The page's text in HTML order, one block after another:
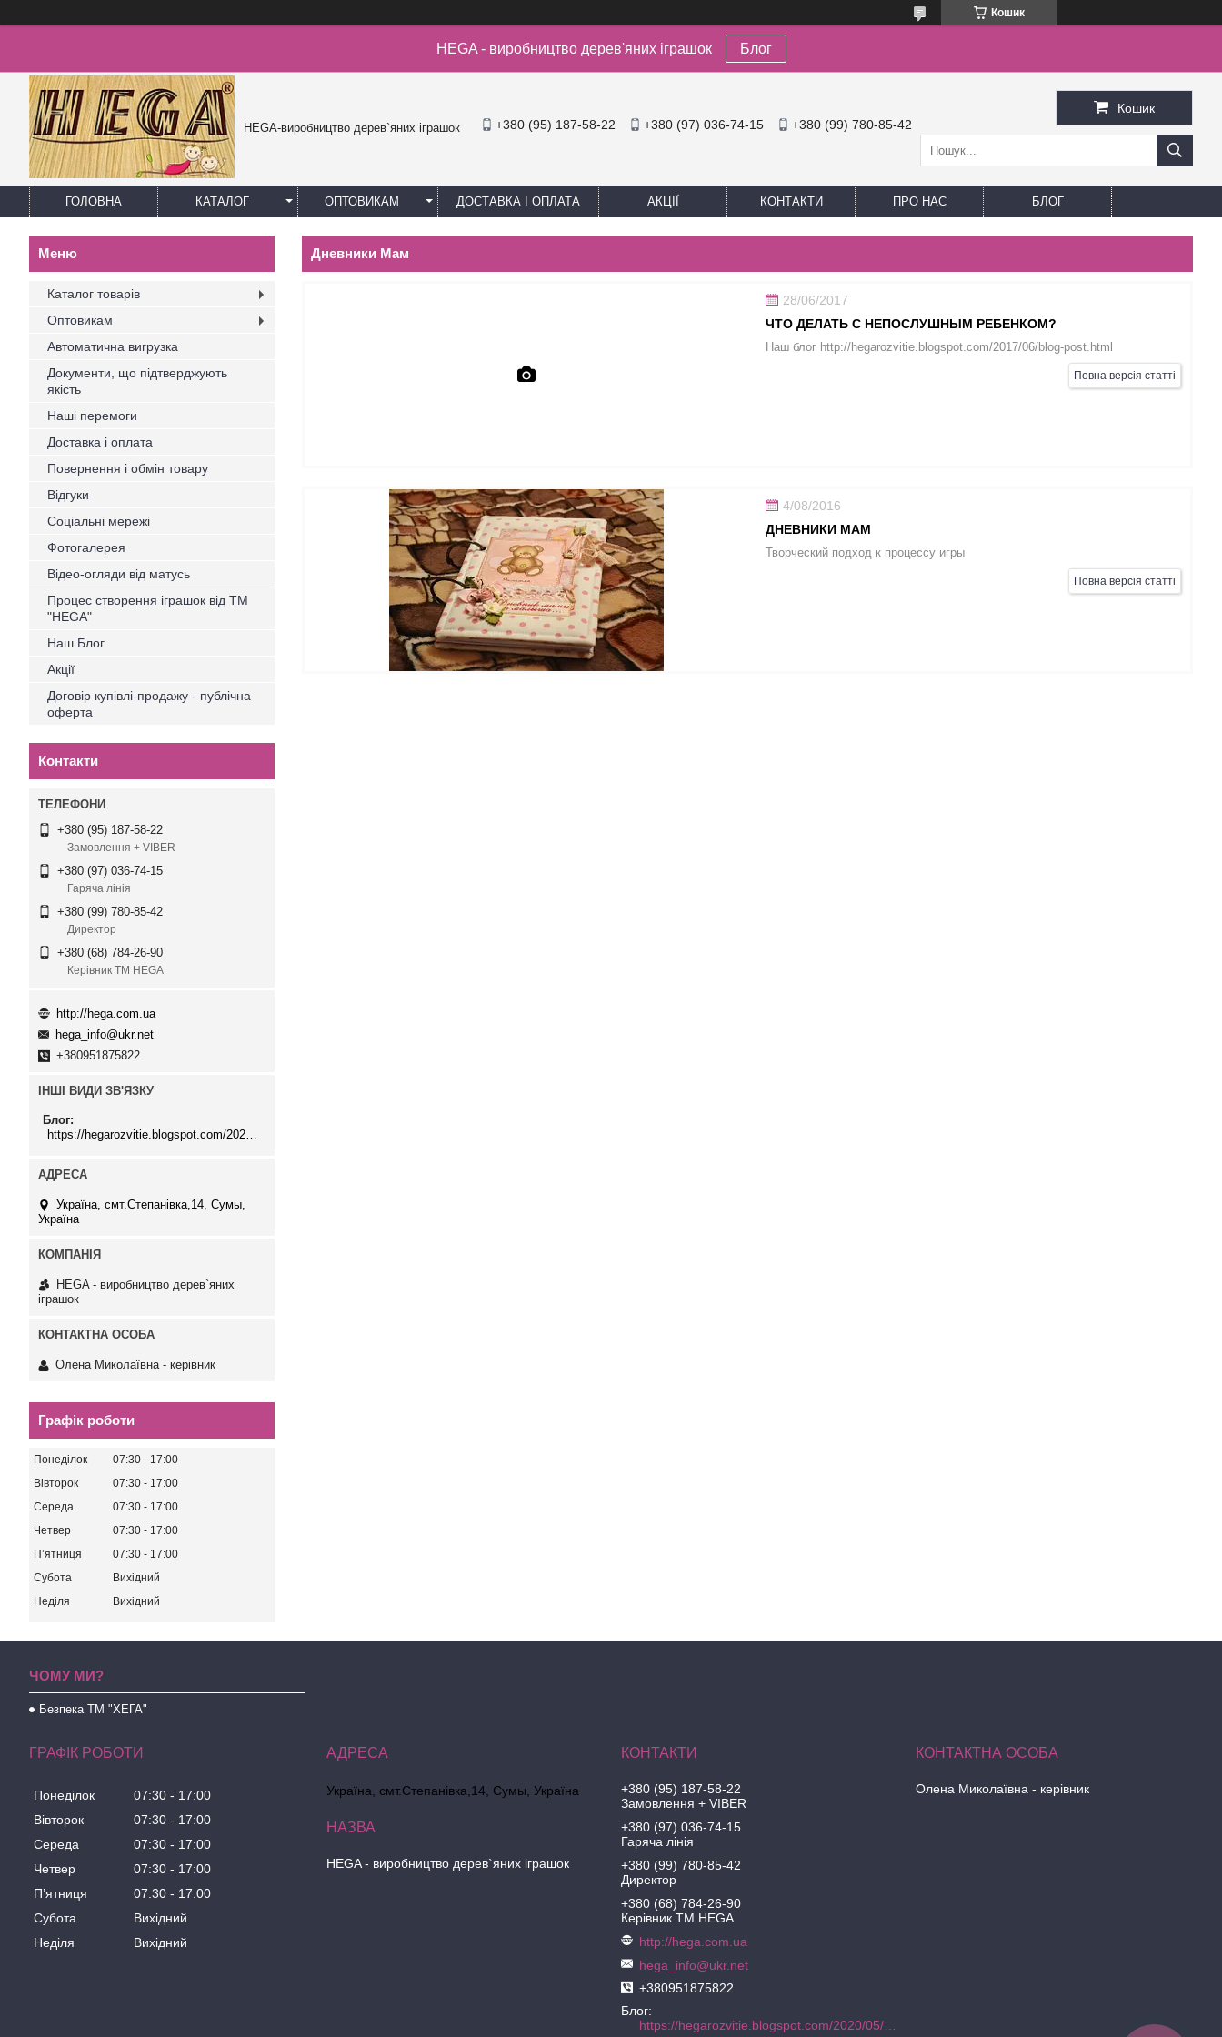
Кошик
HEGA - виробництво дерев'яних іграшок Блог
HEGA-виробництво дерев`яних іграшок +380 (95) 187-58-22 +380 (97) 036-74-15 +380 (99) 780-85-42
Кошик
ГОЛОВНА КАТАЛОГ ОПТОВИКАМ ДОСТАВКА І ОПЛАТА АКЦІЇ КОНТАКТИ ПРО НАС БЛОГ
Дневники Мам
28/06/2017
ЧТО ДЕЛАТЬ С НЕПОСЛУШНЫМ РЕБЕНКОМ?
Наш блог http://hegarozvitie.blogspot.com/2017/06/blog-post.html
Повна версія статті
4/08/2016
ДНЕВНИКИ МАМ
Творческий подход к процессу игры
Повна версія статті
Каталог товарів
Оптовикам
Автоматична вигрузка
Документи, що підтверджують
якість
Наші перемоги
Доставка і оплата
Повернення і обмін товару
Відгуки
Соціальні мережі
Фотогалерея
Відео-огляди від матусь
Процес створення іграшок від ТМ
"HEGA"
Наш Блог
Акції
Договір купівлі-продажу - публічна
оферта
Контакти
+380 (95) 187-58-22
Замовлення + VIBER
+380 (97) 036-74-15
Гаряча лінія
+380 (99) 780-85-42
Директор
+380 (68) 784-26-90
Керівник ТМ HEGA
http://hega.com.ua
hega_info@ukr.net
+380951875822
ІНШІ ВИДИ ЗВ'ЯЗКУ
Блог
Україна, смт.Степанівка,14, Cумы,
Україна
HEGA - виробництво дерев`яних
іграшок
Олена Миколаївна - керівник
Графік роботи
Понеділок 07:30
17:00
Вівторок
07:30
17:00
Середа
07:30
17:00
Четвер
07:30
17:00
Пʼятниця
07:30
17:00
Субота
Вихідний
Неділя
Вихідний
ЧОМУ МИ?
Безпека ТМ "ХЕГА"
ГРАФІК РОБОТИ
Понеділок 07:30
17:00
Вівторок
07:30
17:00
Середа
07:30
17:00
Четвер
07:30
17:00
Пʼятниця
07:30
17:00
Субота
Вихідний
Неділя
Вихідний
Україна, смт.Степанівка,14, Cумы, Україна
HEGA - виробництво дерев`яних іграшок
+380 (95) 187-58-22
Замовлення + VIBER
+380 (97) 036-74-15
Гаряча лінія
+380 (99) 780-85-42
Директор
+380 (68) 784-26-90
Керівник ТМ HEGA
http://hega.com.ua
hega_info@ukr.net
+380951875822
Блог
https://hegarozvitie.blogspot.com/2020/05/blog-post.html
Олена Миколаївна - керівник